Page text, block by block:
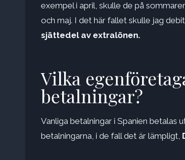
exempel i april, skulle de på
och maj. I det här fallet skulle jag
sjättedel av extralönen.
Vilka
betalningar?
Vanliga betalningar i Spanien betalas
betalningarna, i de fall det är lämpligt,